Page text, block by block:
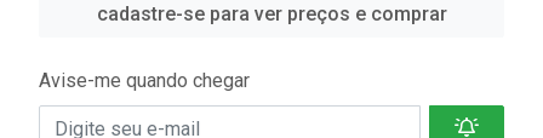
cadastre-se para ver preços e comprar
Avise-me quando chegar